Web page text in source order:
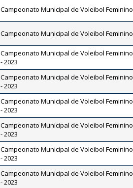
Campeonato Municipal de Voleibol Feminino
Campeonato Municipal de Voleibol Feminino
Campeonato Municipal de Voleibol Feminino
- 2023
Campeonato Municipal de Voleibol Feminino
- 2023
Campeonato Municipal de Voleibol Feminino
- 2023
Campeonato Municipal de Voleibol Feminino
- 2023
Campeonato Municipal de Voleibol Feminino
- 2023
Campeonato Municipal de Voleibol Feminino
- 2023